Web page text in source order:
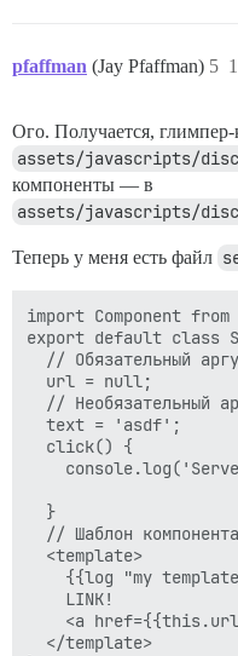
pfaffman (Jay Pfaffman) 5
Ого. Получается,
assets/javascripts/
компоненты — в
assets/javascripts/
Теперь у меня есть файл
import Component from
export default class
// Обязательный
  url = null;
// Необязательный
  text = 'asdf';
  click() {
  }
  // Шаблон компонента
  <template>
{{log "my
    LINK!
<a
  </template>